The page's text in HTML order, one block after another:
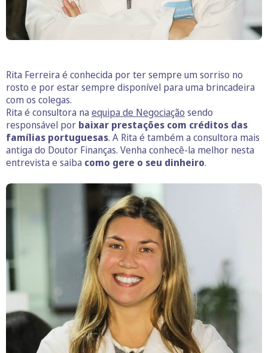
Rita Ferreira é conhecida por ter sempre um sorriso no
rosto e por estar sempre disponível para uma brincadeira
com os colegas.
Rita é consultora na equipa de Negociação sendo
responsável por baixar prestações com créditos das
famílias portuguesas. A Rita é também a consultora mais
antiga do Doutor Finanças. Venha conhecê-la melhor nesta
entrevista e saiba como gere o seu dinheiro.